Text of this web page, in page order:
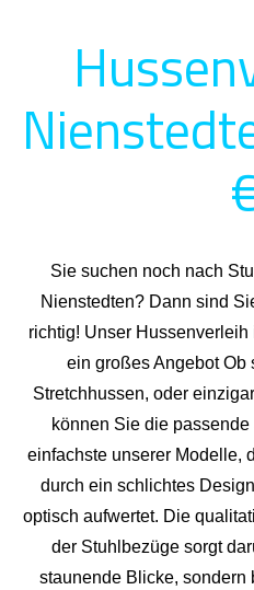
Sie suchen noch nach
Nienstedten? Dann sind
richtig! Unser
ein großes Angebot Ob
Stretchhussen, oder
können Sie die
einfachste unserer Modelle,
durch ein schlichtes
optisch aufwertet. Die
der Stuhlbezüge sorgt
staunende Blicke, sondern